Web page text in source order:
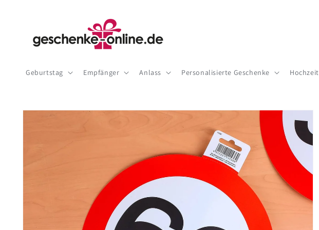
Geburtstag Empfänger Anlass Personalisierte Geschenke Hochzeit
Zu